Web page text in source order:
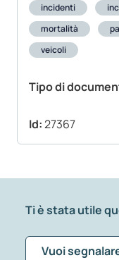
incidenti
mortalità
veicoli
Tipo di
Id:27367
Ti è stata utile
Vuoi